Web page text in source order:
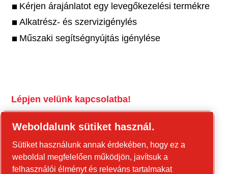
Kérjen árajánlatot egy levegőkezelési termékre
Alkatrész- és szervizigénylés
Műszaki segítségnyújtás igénylése
Lépjen velünk kapcsolatba!
Forduljon hozzánk az építőipari
berendezésekkel és a mobil energiaellátási
berendezésekkel kapcsolatban!
Weboldalunk sütiket használ.
Sütiket használunk annak érdekében, hogy ez a
weboldal megfelelően működjön, javítsuk a
felhasználói élményt és releváns tartalmakat